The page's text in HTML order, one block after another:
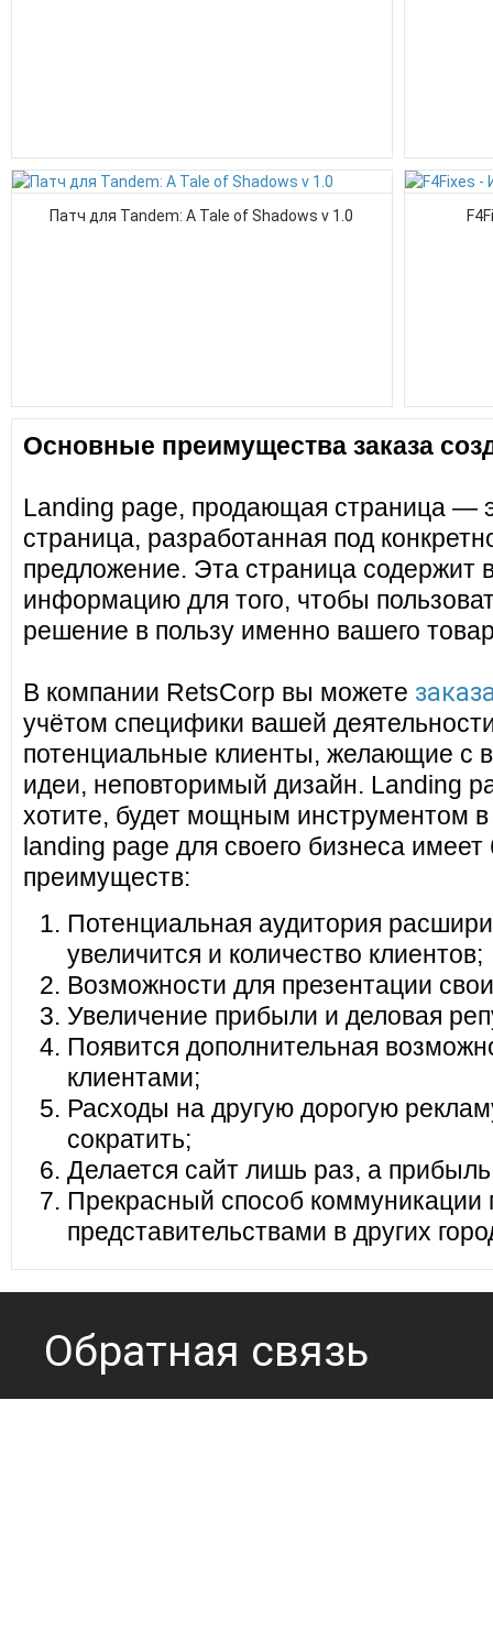
Патч для Tandem: A Tale of Shadows v 1.0
Основные преимущества заказа
Landing page, продающая страница —
страница, разработанная под
предложение. Эта страница содержит
информацию для того, чтобы
решение в пользу именно вашего
В компании RetsCorp вы можете
учётом специфики вашей
потенциальные клиенты, желающие с
идеи, неповторимый дизайн. Landing
хотите, будет мощным инструментом
landing page для своего бизнеса
преимуществ:
Потенциальная аудитория
увеличится и количество клиентов;
Возможности для презентации
Увеличение прибыли и деловая
Появится дополнительная
клиентами;
Расходы на другую дорогую
сократить;
Делается сайт лишь раз, а
Прекрасный способ коммуникации
представительствами в других
Обратная связь